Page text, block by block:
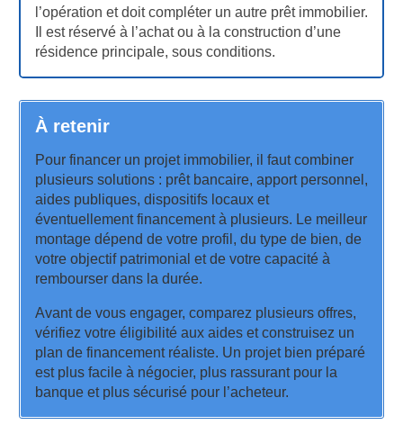
l’opération et doit compléter un autre prêt immobilier.
Il est réservé à l’achat ou à la construction d’une
résidence principale, sous conditions.
À retenir
Pour financer un projet immobilier, il faut combiner
plusieurs solutions : prêt bancaire, apport personnel,
aides publiques, dispositifs locaux et
éventuellement financement à plusieurs. Le meilleur
montage dépend de votre profil, du type de bien, de
votre objectif patrimonial et de votre capacité à
rembourser dans la durée.
Avant de vous engager, comparez plusieurs offres,
vérifiez votre éligibilité aux aides et construisez un
plan de financement réaliste. Un projet bien préparé
est plus facile à négocier, plus rassurant pour la
banque et plus sécurisé pour l’acheteur.